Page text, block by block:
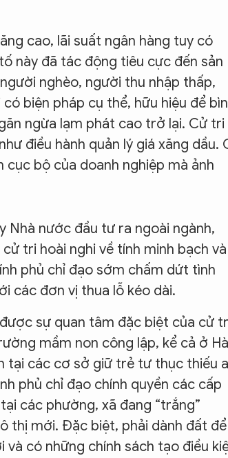
cao, lãi suất ngân hàng tuy có
này đã tác động tiêu cực đến sản
nghèo, người thu nhập thấp,
biện pháp cụ thể, hữu hiệu để
ngừa lạm phát cao trở lại. Cử tri
điều hành quản lý giá xăng dầu.
cục bộ của doanh nghiệp mà ảnh
nước đầu tư ra ngoài ngành,
tri hoài nghi về tính minh bạch và
phủ chỉ đạo sớm chấm dứt tình
các đơn vị thua lỗ kéo dài.
sự quan tâm đặc biệt của cử
mầm non công lập, kể cả ở Hà
tại các cơ sở giữ trẻ tư thục thiếu
phủ chỉ đạo chính quyền các cấp
các phường, xã đang “trắng”
thị mới. Đặc biệt, phải dành đất để
có những chính sách tạo điều